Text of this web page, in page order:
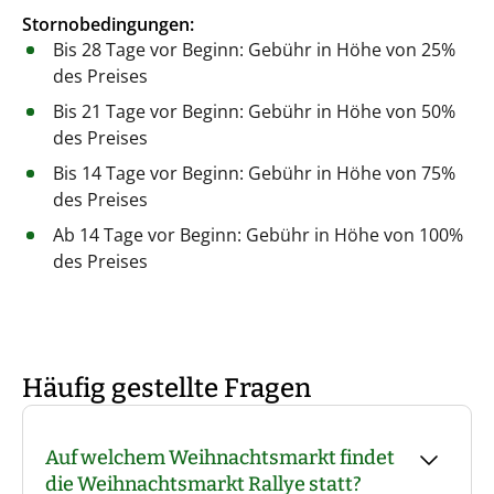
Stornobedingungen:
Bis 28 Tage vor Beginn: Gebühr in Höhe von 25%
des Preises
Bis 21 Tage vor Beginn: Gebühr in Höhe von 50%
des Preises
Bis 14 Tage vor Beginn: Gebühr in Höhe von 75%
des Preises
Ab 14 Tage vor Beginn: Gebühr in Höhe von 100%
des Preises
Häufig gestellte Fragen
Auf welchem Weihnachtsmarkt findet
die Weihnachtsmarkt Rallye statt?